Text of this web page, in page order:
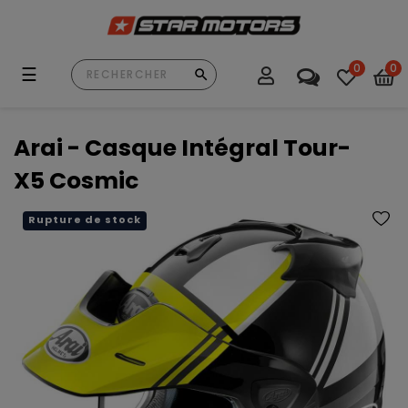
Basculer
☰ 0 0
Arai - Casque Intégral Tour-
X5 Cosmic
Rupture de stock